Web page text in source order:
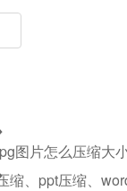
图片怎么压缩大
缩、ppt压缩、